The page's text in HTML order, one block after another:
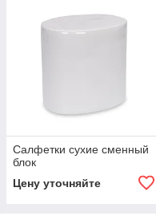
Салфетки сухие сменный
блок
Цену уточняйте